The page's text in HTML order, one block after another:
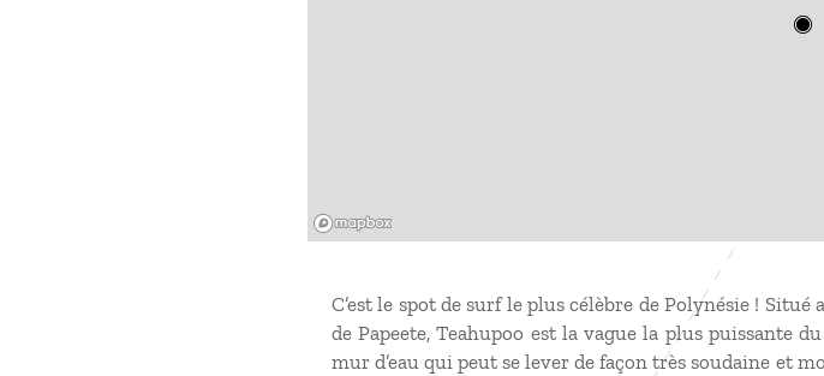
C’est le spot de surf le plus célèbre de Polynésie !
de Papeete, Teahupoo est la vague la plus puissante
mur d’eau qui peut se lever de façon très soudaine et